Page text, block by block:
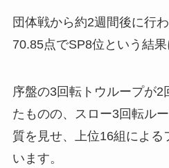
団体戦から約2週間後に行
70.85点でSP8位という結果
序盤の3回転トウループが2
たものの、スロー3回転ル
質を見せ、上位16組による
います。